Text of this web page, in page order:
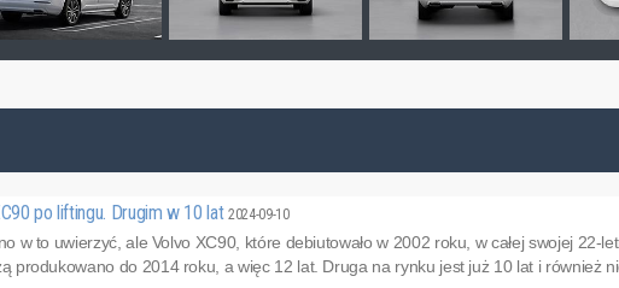
po liftingu. Drugim w 10 lat 2024-09-10
w to uwierzyć, ale Volvo XC90, które debiutowało w 2002 roku, w całej swojej 22-
produkowano do 2014 roku, a więc 12 lat. Druga na rynku jest już 10 lat i również